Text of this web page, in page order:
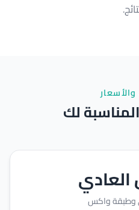
والأسعار
لك
وطبقة واكس